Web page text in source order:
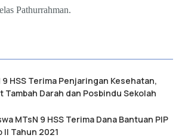
Pathurrahman.
9 HSS Terima Penjaringan Kesehatan,
Tambah Darah dan Posbindu Sekolah
MTsN 9 HSS Terima Dana Bantuan PIP
II Tahun 2021